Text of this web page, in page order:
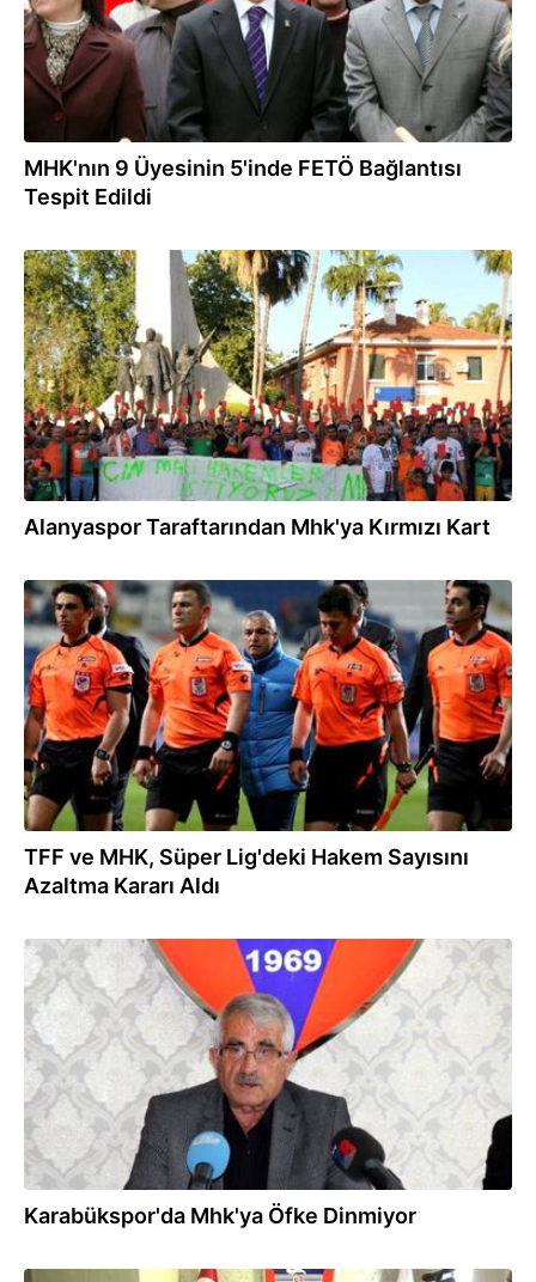
MHK'nın 9 Üyesinin 5'inde FETÖ Bağlantısı
Tespit Edildi
17.05.2016
Alanyaspor Taraftarından Mhk'ya Kırmızı Kart
09.05.2016
TFF ve MHK, Süper Lig'deki Hakem Sayısını
Azaltma Kararı Aldı
09.05.2016
Karabükspor'da Mhk'ya Öfke Dinmiyor